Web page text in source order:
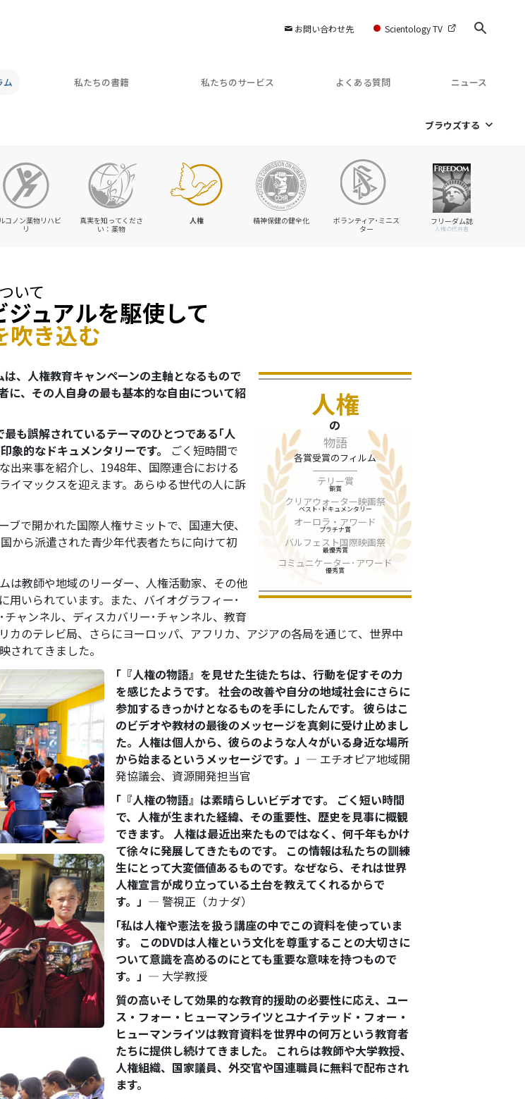
お問い合わせ先 Scientology TV
ム 私たちの書籍 私たちのサービス よくある質問 ニュース
ブラウズする
コノン薬物リハビ
リ
真実を知ってくださ
い：薬物
人権 精神保健の健全化
ボランティア･ミニス
ター
フリーダム誌
人権の代弁者
いて
ュアルを駆使して
吹き込む
人権
の
物語
各賞受賞のフィルム
テリー賞
銅賞
クリアウォーター映画祭
ベスト･ドキュメンタリー
オーロラ・アワード
プラチナ賞
バルフェスト国際映画祭
最優秀賞
コミュニケーター･アワード
優秀賞
、人権教育キャンペーンの主軸となるもので
に、その人自身の最も基本的な自由について紹
も誤解されているテーマのひとつである｢人
象的なドキュメンタリーです。
ごく短時間で
出来事を紹介し、1948年、国際連合における
イマックスを迎えます。あらゆる世代の人に訴
ブで開かれた国際人権サミットで、国連大使、
から派遣された青少年代表者たちに向けて初
は教師や地域のリーダー、人権活動家、その他
用いられています。また、バイオグラフィー･
ャンネル、ディスカバリー･チャンネル、教育
カのテレビ局、さらにヨーロッパ、アフリカ、アジアの各局を通じて、世界中
されてきました。
｢『人権の物語』を見せた生徒たちは、行動を促すその力
を感じたようです。 社会の改善や自分の地域社会にさらに
参加するきっかけとなるものを手にしたんです。 彼らはこ
のビデオや教材の最後のメッセージを真剣に受け止めまし
た。人権は個人から、彼らのような人々がいる身近な場所
から始まるというメッセージです。」 ― エチオピア地域開
発協議会、資源開発担当官
｢『人権の物語』は素晴らしいビデオです。
ごく短い時間
で、人権が生まれた経緯、その重要性、歴史を見事に概観
できます。 人権は最近出来たものではなく、何千年もかけ
て徐々に発展してきたものです。 この情報は私たちの訓練
生にとって大変価値あるものです。なぜなら、それは世界
人権宣言が成り立っている土台を教えてくれるからで
す。」 ― 警視正（カナダ）
｢私は人権や憲法を扱う講座の中でこの資料を使っていま
す。 このDVDは人権という文化を尊重することの大切さに
ついて意識を高めるのにとても重要な意味を持つもので
す。」 ― 大学教授
質の高いそして効果的な教育的援助の必要性に応え、ユー
ス・フォー・ヒューマンライツとユナイテッド・フォー・
ヒューマンライツは教育資料を世界中の何万という教育者
たちに提供し続けてきました。 これらは教師や大学教授、
人権組織、国家議員、外交官や国連職員に無料で配布され
ます。